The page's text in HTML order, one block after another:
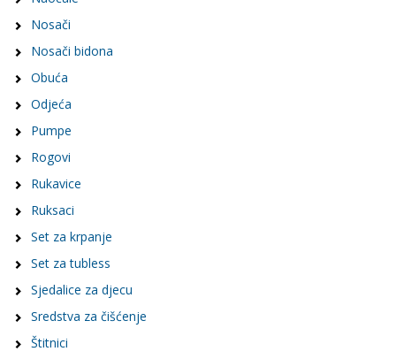
Nosači
Nosači bidona
Obuća
Odjeća
Pumpe
Rogovi
Rukavice
Ruksaci
Set za krpanje
Set za tubless
Sjedalice za djecu
Sredstva za čišćenje
Štitnici